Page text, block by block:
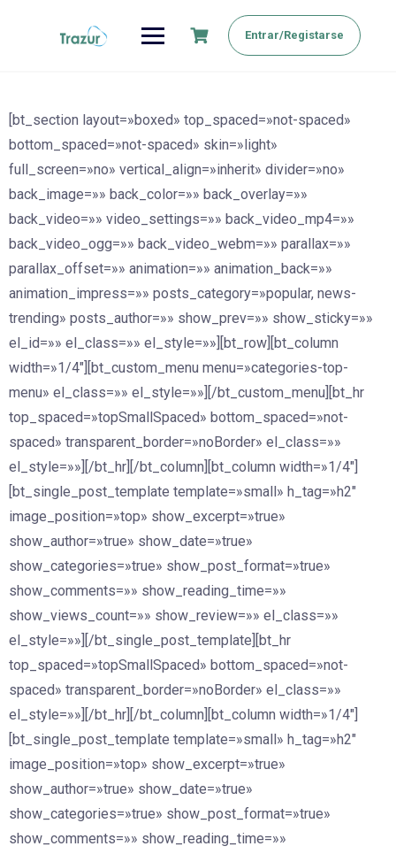
Entrar/Registarse
[bt_section layout=»boxed» top_spaced=»not-spaced»
bottom_spaced=»not-spaced» skin=»light»
full_screen=»no» vertical_align=»inherit» divider=»no»
back_image=»» back_color=»» back_overlay=»»
back_video=»» video_settings=»» back_video_mp4=»»
back_video_ogg=»» back_video_webm=»» parallax=»»
parallax_offset=»» animation=»» animation_back=»»
animation_impress=»» posts_category=»popular, news-
trending» posts_author=»» show_prev=»» show_sticky=»»
el_id=»» el_class=»» el_style=»»][bt_row][bt_column
width=»1/4″][bt_custom_menu menu=»categories-top-
menu» el_class=»» el_style=»»][/bt_custom_menu][bt_hr
top_spaced=»topSmallSpaced» bottom_spaced=»not-
spaced» transparent_border=»noBorder» el_class=»»
el_style=»»][/bt_hr][/bt_column][bt_column width=»1/4″]
[bt_single_post_template template=»small» h_tag=»h2″
image_position=»top» show_excerpt=»true»
show_author=»true» show_date=»true»
show_categories=»true» show_post_format=»true»
show_comments=»» show_reading_time=»»
show_views_count=»» show_review=»» el_class=»»
el_style=»»][/bt_single_post_template][bt_hr
top_spaced=»topSmallSpaced» bottom_spaced=»not-
spaced» transparent_border=»noBorder» el_class=»»
el_style=»»][/bt_hr][/bt_column][bt_column width=»1/4″]
[bt_single_post_template template=»small» h_tag=»h2″
image_position=»top» show_excerpt=»true»
show_author=»true» show_date=»true»
show_categories=»true» show_post_format=»true»
show_comments=»» show_reading_time=»»